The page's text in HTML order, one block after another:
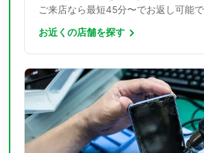
ご来店なら最短45分〜でお返し可能で
お近くの店舗を探す